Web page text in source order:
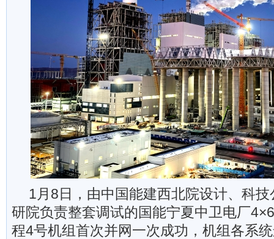
1月8日，由中国能建西北院设计、科
研院负责整套调试的国能宁夏中卫电厂
程4号机组首次并网一次成功，机组各系